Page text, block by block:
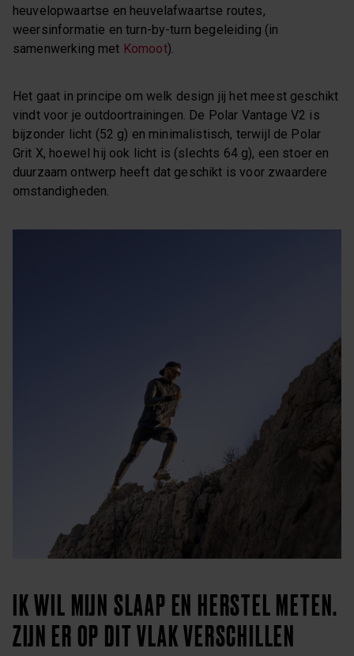
heuvelopwaartse en heuvelafwaartse routes,
weersinformatie en turn-by-turn begeleiding (in
samenwerking met Komoot).
Het gaat in principe om welk design jij het meest geschikt
vindt voor je outdoortrainingen. De Polar Vantage V2 is
bijzonder licht (52 g) en minimalistisch, terwijl de Polar
Grit X, hoewel hij ook licht is (slechts 64 g), een stoer en
duurzaam ontwerp heeft dat geschikt is voor zwaardere
omstandigheden.
IK WIL MIJN SLAAP EN HERSTEL METEN.
ZIJN ER OP DIT VLAK VERSCHILLEN